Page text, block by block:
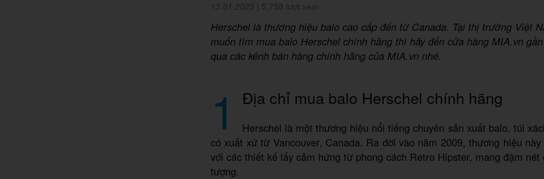
13.01.2025 5,758 lượt xem
Herschel là thương hiệu balo cao cấp đến từ Canada. Tại thị trường Việt
muốn tìm mua balo Herschel chính hãng thì hãy đến cửa hàng MIA.vn
qua các kênh bán hàng chính hãng của MIA.vn nhé.
1 Địa chỉ mua balo Herschel chính hãng
Herschel là một thương hiệu nổi tiếng chuyên sản xuất balo, túi
có xuất xứ từ Vancouver, Canada. Ra đời vào năm 2009, thương hiệu
với các thiết kế lấy cảm hứng từ phong cách Retro Hipster, mang đậm nét
tượng.